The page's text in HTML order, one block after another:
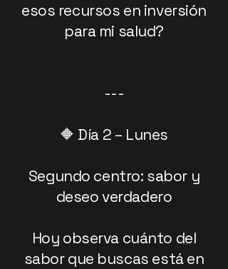
esos recursos en inversión
para mi salud?
---
🔶 Día 2 – Lunes
Segundo centro: sabor y
deseo verdadero
Hoy observa cuánto del
sabor que buscas está en